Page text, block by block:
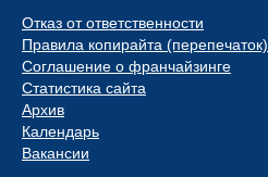
Отказ от ответственности
Правила копирайта (перепечаток)
Соглашение о франчайзинге
Статистика сайта
Архив
Календарь
Вакансии